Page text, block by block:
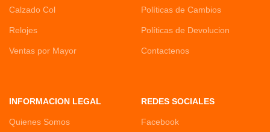
Calzado Col
Relojes
Ventas por Mayor
Políticas de Cambios
Políticas de Devolucion
Contactenos
INFORMACION LEGAL
Quienes Somos
REDES SOCIALES
Facebook